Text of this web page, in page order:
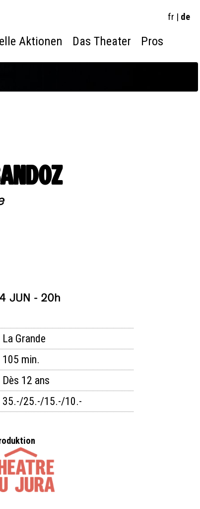
fr | de
Aktionen Das Theater Pros
JUN - 20h
La Grande
105 min.
Dès 12 ans
35.-/25.-/15.-/10.-